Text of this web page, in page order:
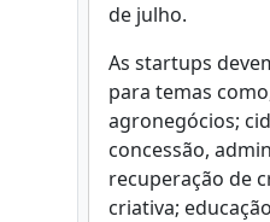
de julho.
As startups
para temas
agronegócios;
concessão,
recuperação de
criativa;